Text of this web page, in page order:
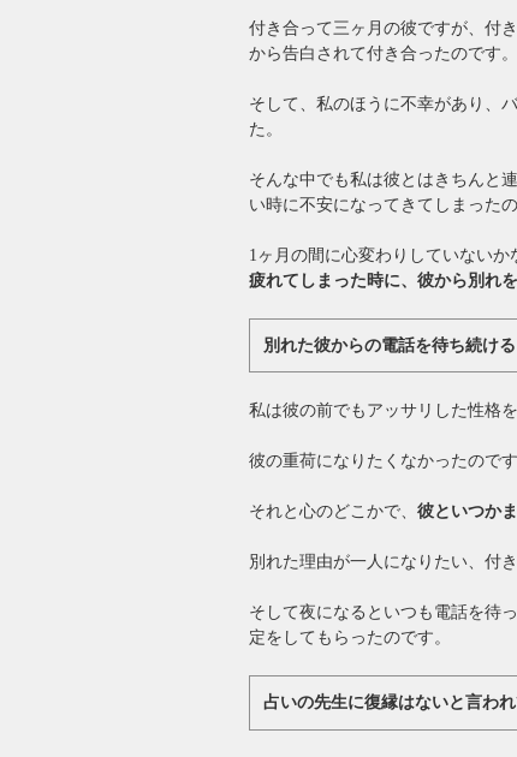
付き合って三ヶ月の彼ですが、付
から告白されて付き合ったのです。
そして、私のほうに不幸があり、
た。
そんな中でも私は彼とはきちんと
い時に不安になってきてしまったの
1ヶ月の間に心変わりしていないか
疲れてしまった時に、彼から別れ
別れた彼からの電話を待ち続け
私は彼の前でもアッサリした性格
彼の重荷になりたくなかったのです
それと心のどこかで、 彼といつか
別れた理由が一人になりたい、付
そして夜になるといつも電話を待
定をしてもらったのです。
占いの先生に復縁はないと言わ